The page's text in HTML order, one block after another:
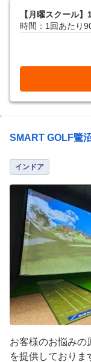
【月曜スクール
時間：1回あたり
SMART GOLF鷺
インドア
お客様のお悩みの
を提供しておりま